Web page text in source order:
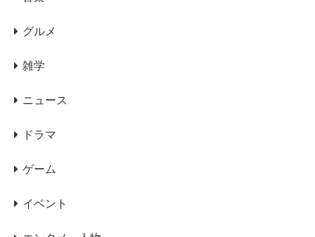
グルメ
雑学
ニュース
ドラマ
ゲーム
イベント